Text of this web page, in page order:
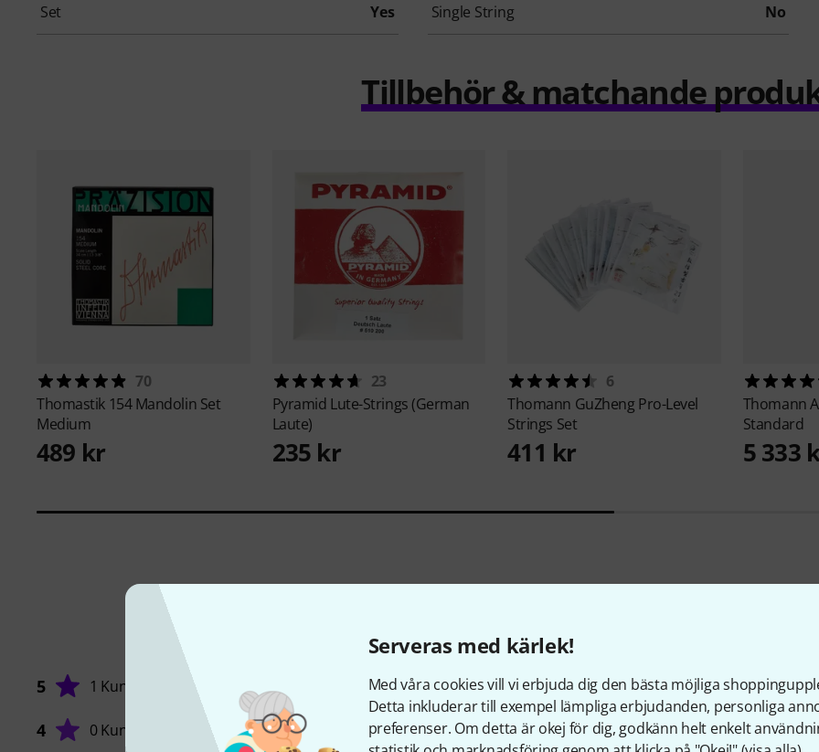
Serveras med kärlek!
Med våra cookies vill vi erbjuda dig den bästa möjliga
Detta inkluderar till exempel lämpliga erbjudanden, personliga
preferenser. Om detta är okej för dig, godkänn helt enkelt
Set Yes Single String No
Tillbehör & matchande
70
Thomastik 154 Mandolin Set
Medium
489 kr
23
Pyramid Lute-Strings (German
Laute)
235 kr
6
Thomann GuZheng Pro-Level
Strings Set
411 kr
Thomann
Standard
5 333
5 1 Kund
4 0 Kunder 3/ 5